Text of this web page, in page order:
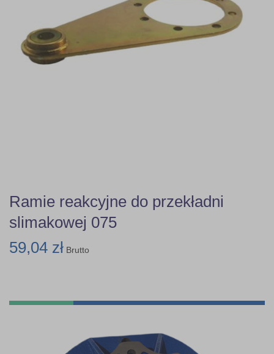
Ramie reakcyjne do przekładni
slimakowej 075
59,04 zł Brutto